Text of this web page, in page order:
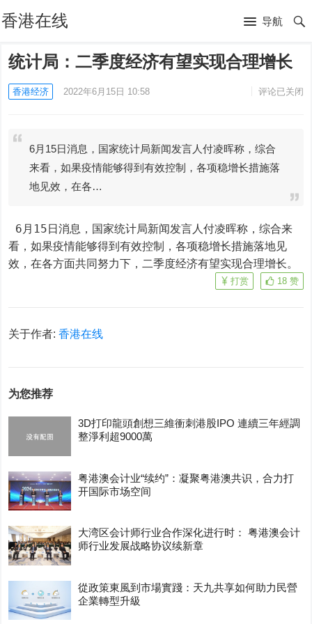
香港在线 导航
统计局：二季度经济有望实现合理增长
香港经济 2022年6月15日 10:58 评论已关闭
6月15日消息，国家统计局新闻发言人付凌晖称，综合
来看，如果疫情能够得到有效控制，各项稳增长措施落
地见效，在各…
看，如果疫情能够得到有效控制，各项稳增长措施落地见
效，在各方面共同努力下，二季度经济有望实现合理增长。
18 赞
打赏
关于作者:香港在线
为您推荐
3D打印龍頭創想三維衝刺港股IPO 連續三年經調
整淨利超9000萬
粤港澳会计业“续约”：凝聚粤港澳共识，合力打
开国际市场空间
大湾区会计师行业合作深化进行时： 粤港澳会计
师行业发展战略协议续新章
從政策東風到市場實踐：天九共享如何助力民營
企業轉型升級